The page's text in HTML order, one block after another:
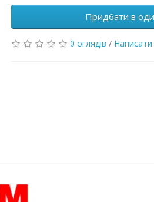
Придбати в
0 оглядів /